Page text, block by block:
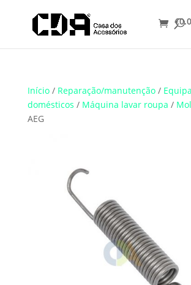
Translate
€
Início/ Reparação/manutenção/
domésticos / Máquina lavar roupa /
AEG